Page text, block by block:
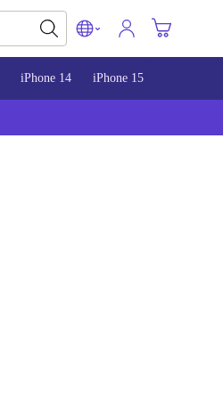
iPhone 14 iPhone 15